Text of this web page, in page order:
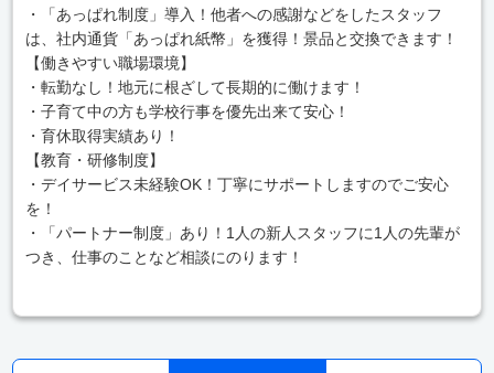
・「あっぱれ制度」導入！他者への感謝などをしたスタッフ
は、社内通貨「あっぱれ紙幣」を獲得！景品と交換できます！
【働きやすい職場環境】
・転勤なし！地元に根ざして長期的に働けます！
・子育て中の方も学校行事を優先出来て安心！
・育休取得実績あり！
【教育・研修制度】
・デイサービス未経験OK！丁寧にサポートしますのでご安心
を！
・「パートナー制度」あり！1人の新人スタッフに1人の先輩が
つき、仕事のことなど相談にのります！